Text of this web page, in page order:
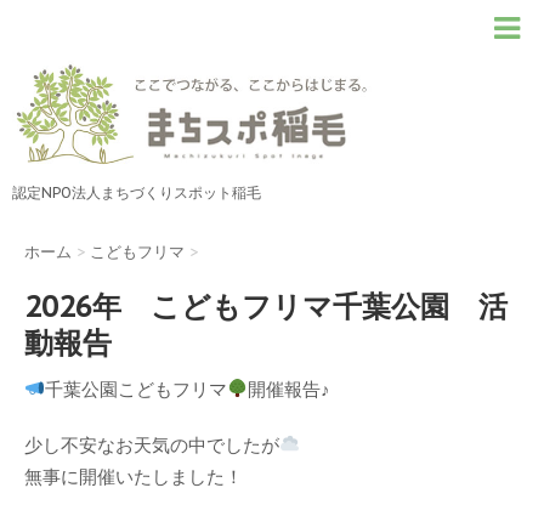
認定NPO法人まちづくりスポット稲毛
ホーム > こどもフリマ >
2026年 こどもフリマ千葉公園 活
動報告
千葉公園こどもフリマ 開催報告♪
少し不安なお天気の中でしたが
無事に開催いたしました！